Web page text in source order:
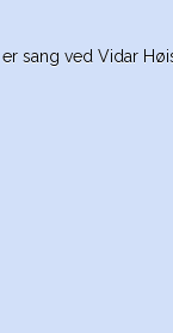
sang ved Vidar